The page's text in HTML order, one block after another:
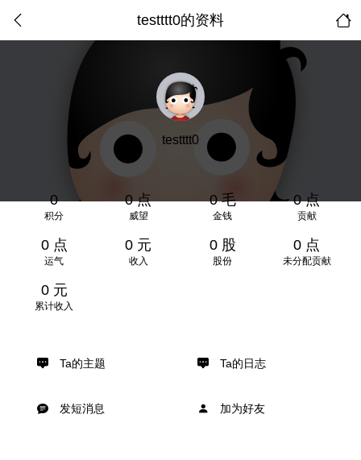
testttt0的资料
testttt0
0
积分
0 点
威望
0 毛
金钱
0 点
贡献
0 点
运气
0 元
收入
0 股
股份
0 点
未分配贡献
0 元
累计收入
Ta的主题 Ta的日志
发短消息 加为好友